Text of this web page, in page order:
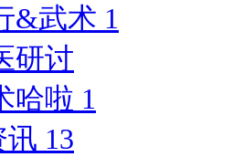
&武术 1
研讨
哈啦 1
讯 13